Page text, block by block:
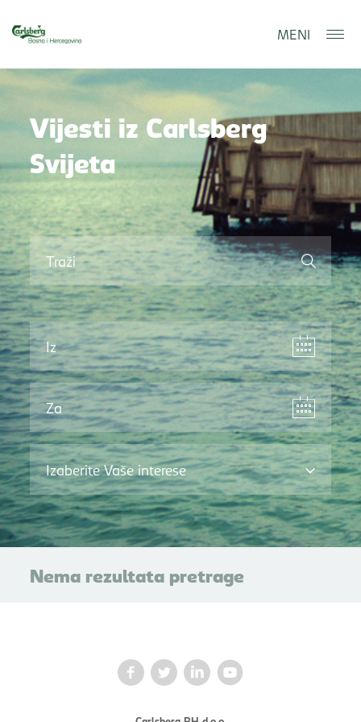
MENI
Vijesti iz Carlsberg
Svijeta
Traži Traži
Iz
Za
Izaberite Vaše interese
Nema rezultata pretrage